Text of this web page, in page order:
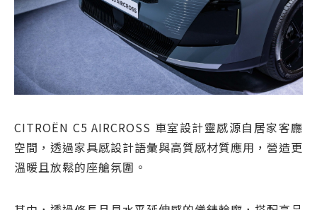
CITROËN C5 AIRCROSS 車室設計靈感源自居家客廳
空間，透過家具感設計語彙與高質感材質應用，營造更
溫暖且放鬆的座艙氛圍。